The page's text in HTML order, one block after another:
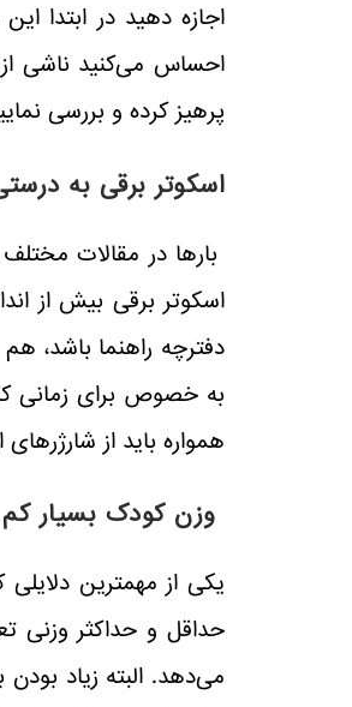
اجازه دهید در ابتدا
احساس می‌کنید ناشی
پرهیز کرده و بررسی نمایید که علت
اسکوتر برقی به
بار‌ها در مقالات
اسکوتر برقی بیش از
دفترچه راهنما باشد،
به خصوص برای زمانی که
همواره باید از
وزن کودک بسیار
یکی از مهمترین
حداقل و حداکثر وزنی
می‌دهد. البته زیاد بودن